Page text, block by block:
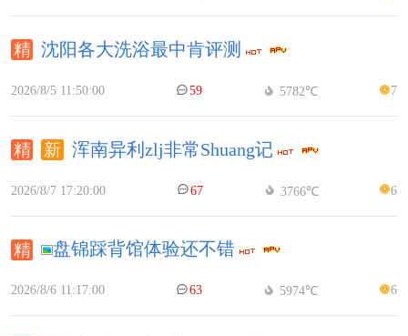
沈阳各大洗浴最中肯评测
2026/8/5 11:50:00 59 5782℃ 7
浑南异利zlj非常Shuang记
2026/8/7 17:20:00 67 3766℃ 6
盘锦踩背馆体验还不错
2026/8/6 11:17:00 63 5974℃ 6